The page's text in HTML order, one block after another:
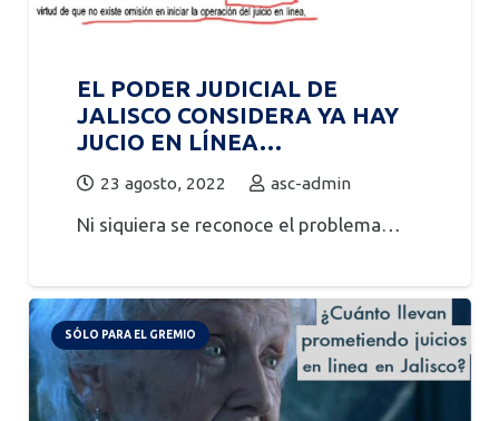
EL PODER JUDICIAL DE
JALISCO CONSIDERA YA HAY
JUCIO EN LÍNEA…
23 agosto, 2022 asc-admin
Ni siquiera se reconoce el problema…
SÓLO PARA EL GREMIO